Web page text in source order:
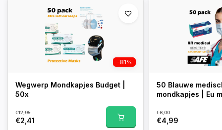
-81%
Wegwerp Mondkapjes Budget |
50x
€12,95
€2,41
50 Blauwe
mondkapjes | Eu
€6,00
€4,99